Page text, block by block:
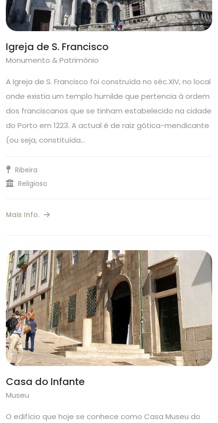
Igreja de S. Francisco
Monumento & Património
A Igreja de S. Francisco foi construída no séc.XIV, no local
onde existia um templo humilde que pertencia à ordem
dos franciscanos que se tinham estabelecido na cidade
do Porto em 1223. A actual é de raiz gótica-mendicante
(ou seja, constituída…
Ribeira
Religioso
Mais Info.
Casa do Infante
Museu
O edifício que hoje se conhece como Casa Museu do